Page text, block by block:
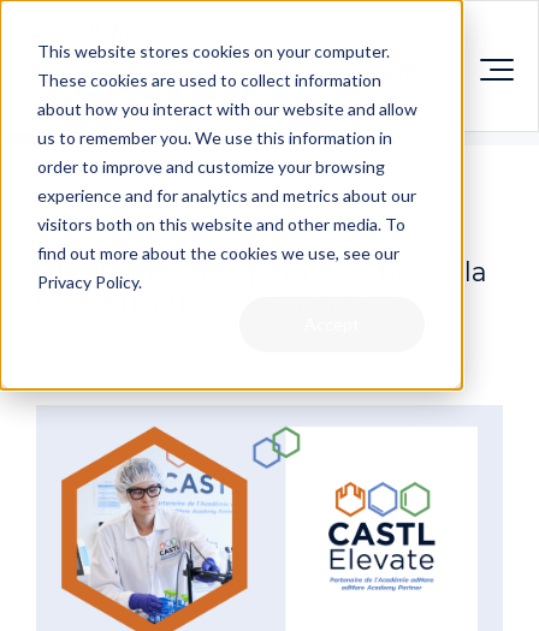
This website stores cookies on your computer.
These cookies are used to collect information
about how you interact with our website and allow
us to remember you. We use this information in
order to improve and customize your browsing
experience and for analytics and metrics about our
visitors both on this website and other media. To
find out more about the cookies we use, see our
Privacy Policy.
CASTL Elevate : pour l'avenir de la